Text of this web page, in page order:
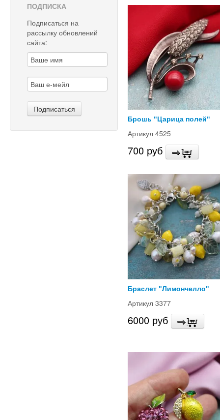
ПОДПИСКА
Подписаться на
рассылку обновлений
сайта:
Брошь "Царица полей"
Артикул 4525
700 руб
Браслет "Лимончелло"
Артикул 3377
6000 руб